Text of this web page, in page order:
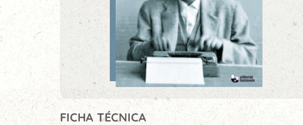
FICHA TÉCNICA